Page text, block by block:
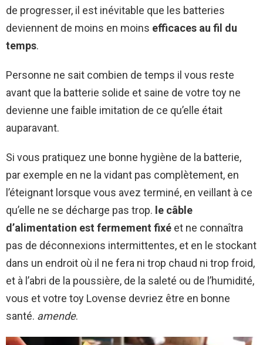
de progresser, il est inévitable que les batteries
deviennent de moins en moins efficaces au fil du
temps.
Personne ne sait combien de temps il vous reste
avant que la batterie solide et saine de votre toy ne
devienne une faible imitation de ce qu’elle était
auparavant.
Si vous pratiquez une bonne hygiène de la batterie,
par exemple en ne la vidant pas complètement, en
l’éteignant lorsque vous avez terminé, en veillant à ce
qu’elle ne se décharge pas trop. le câble
d’alimentation est fermement fixé et ne connaîtra
pas de déconnexions intermittentes, et en le stockant
dans un endroit où il ne fera ni trop chaud ni trop froid,
et à l’abri de la poussière, de la saleté ou de l’humidité,
vous et votre toy Lovense devriez être en bonne
santé. amende.